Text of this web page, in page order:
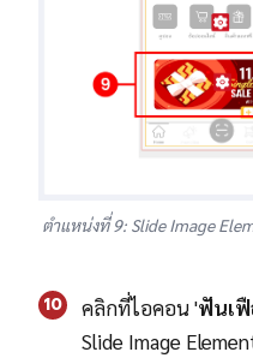
ตำแหน่งที่ 9: Slide Image
10 คลิกที่ไอคอน 'ฟันเฟื
Slide Image